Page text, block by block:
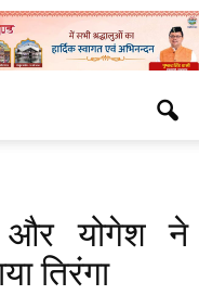
और योगेश ने
तिरंगा